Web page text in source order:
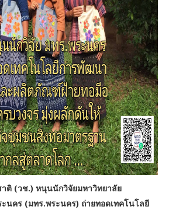
ติ (วช.) หนุนนักวิจัยมหาวิทยาลัย
นคร (มทร.พระนคร) ถ่ายทอดเทคโนโลยี